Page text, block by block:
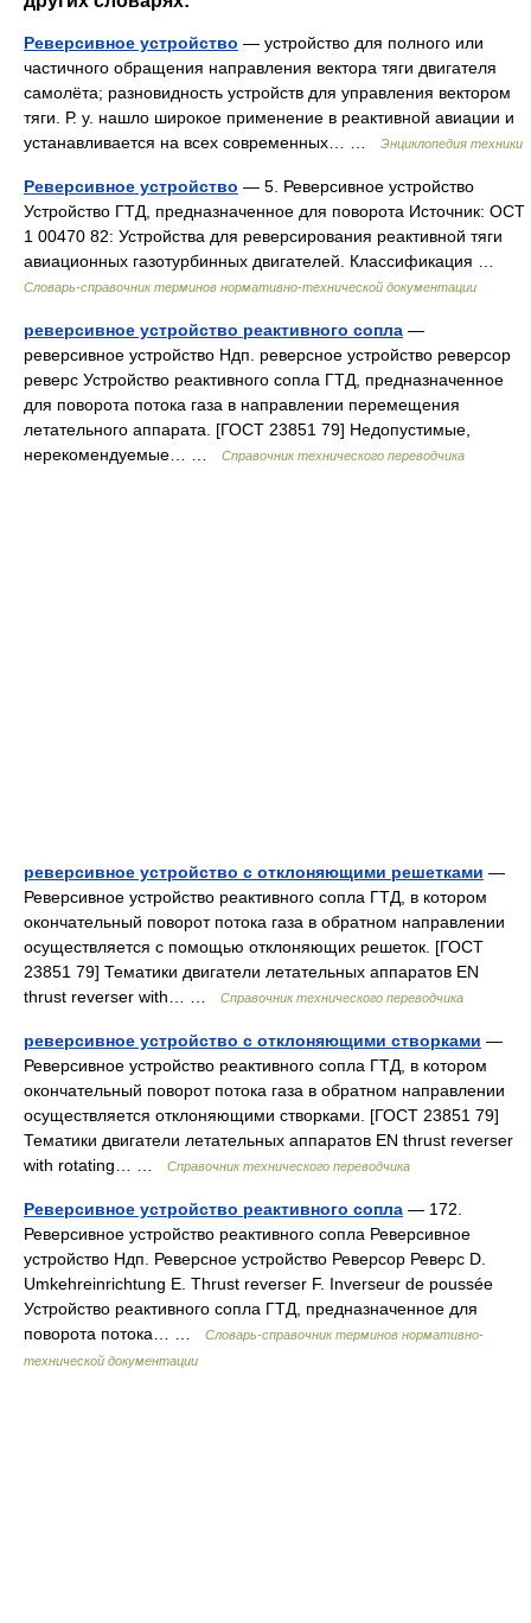
Реверсивное устройство — устройство для полного или
частичного обращения направления вектора тяги двигателя
самолёта; разновидность устройств для управления вектором
тяги. Р. у. нашло широкое применение в реактивной авиации и
устанавливается на всех современных… …
Энциклопедия техники
Реверсивное устройство — 5. Реверсивное устройство
Устройство ГТД, предназначенное для поворота Источник: ОСТ
1 00470 82: Устройства для реверсирования реактивной тяги
авиационных газотурбинных двигателей. Классификация …
Словарь-справочник терминов нормативно-технической документации
реверсивное устройство реактивного сопла —
реверсивное устройство Ндп. реверсное устройство реверсор
реверс Устройство реактивного сопла ГТД, предназначенное
для поворота потока газа в направлении перемещения
летательного аппарата. [ГОСТ 23851 79] Недопустимые,
нерекомендуемые… …
Справочник технического переводчика
реверсивное устройство с отклоняющими решетками —
Реверсивное устройство реактивного сопла ГТД, в котором
окончательный поворот потока газа в обратном направлении
осуществляется с помощью отклоняющих решеток. [ГОСТ
23851 79] Тематики двигатели летательных аппаратов EN
thrust reverser with… …
Справочник технического переводчика
реверсивное устройство с отклоняющими створками —
Реверсивное устройство реактивного сопла ГТД, в котором
окончательный поворот потока газа в обратном направлении
осуществляется отклоняющими створками. [ГОСТ 23851 79]
Тематики двигатели летательных аппаратов EN thrust reverser
with rotating… …
Справочник технического переводчика
Реверсивное устройство реактивного сопла — 172.
Реверсивное устройство реактивного сопла Реверсивное
устройство Ндп. Реверсное устройство Реверсор Реверс D.
Umkehreinrichtung Е. Thrust reverser F. Inverseur de poussée
Устройство реактивного сопла ГТД, предназначенное для
поворота потока… …
Словарь-справочник терминов нормативно-
технической документации